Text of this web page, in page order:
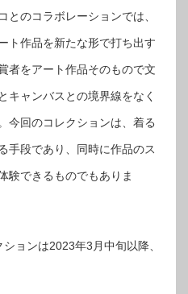
とのコラボレーションでは、
ト作品を新たな形で打ち出す
者をアート作品そのもので文
キャンバスとの境界線をなく
今回のコレクションは、着る
手段であり、同時に作品のス
験できるものでもありま
ョンは2023年3月中旬以降、